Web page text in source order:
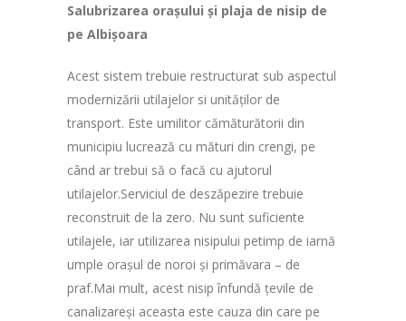
Salubrizarea orașului și plaja de nisip de
pe Albișoara
Acest sistem trebuie restructurat sub aspectul
modernizării utilajelor si unităților de
transport. Este umilitor cămăturătorii din
municipiu lucrează cu mături din crengi, pe
când ar trebui să o facă cu ajutorul
utilajelor.Serviciul de deszăpezire trebuie
reconstruit de la zero. Nu sunt suficiente
utilajele, iar utilizarea nisipului petimp de iarnă
umple orașul de noroi și primăvara – de
praf.Mai mult, acest nisip înfundă țevile de
canalizareși aceasta este cauza din care pe